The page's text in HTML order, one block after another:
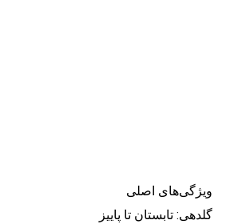
ویژگی‌های اصلی
گلدهی: تابستان تا پاییز